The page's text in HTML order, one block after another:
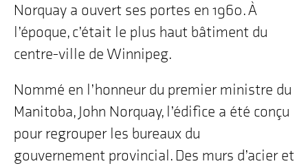
Norquay a ouvert ses portes en 1960. À
l’époque, c’était le plus haut bâtiment du
centre-ville de Winnipeg.
Nommé en l’honneur du premier ministre du
Manitoba, John Norquay, l’édifice a été conçu
pour regrouper les bureaux du
gouvernement provincial. Des murs d’acier et